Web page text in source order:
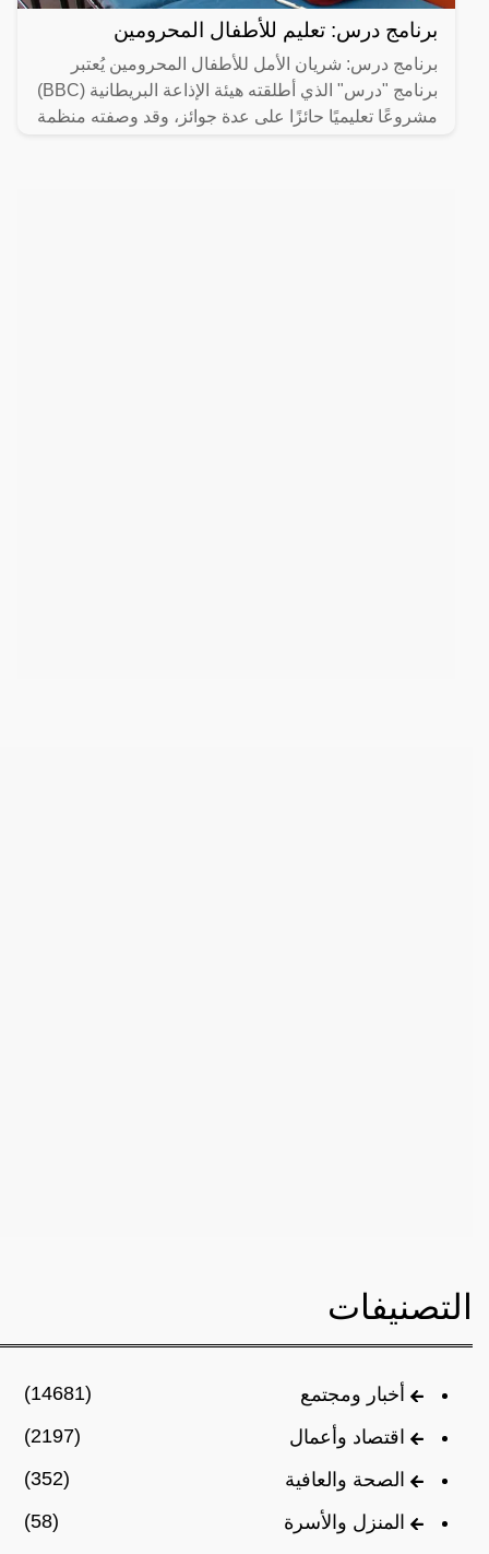
برنامج درس: تعليم للأطفال المحرومين
برنامج درس: شريان الأمل للأطفال المحرومين يُعتبر
برنامج "درس" الذي أطلقته هيئة الإذاعة البريطانية (BBC)
مشروعًا تعليميًا حائزًا على عدة جوائز، وقد وصفته منظمة
التصنيفات
أخبار ومجتمع
(14681)
اقتصاد وأعمال
(2197)
الصحة والعافية
(352)
المنزل والأسرة
(58)